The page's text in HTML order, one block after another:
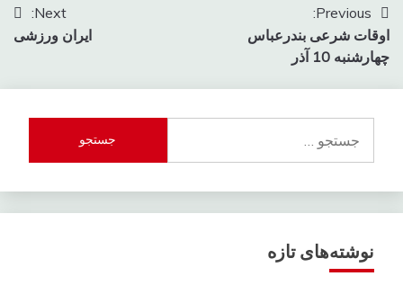
راهبری
نوشته
Previous:
اوقات شرعی بندرعباس
چهارشنبه 10 آذر
Next:
ایران ورزشی
برای:
نوشته‌های تازه